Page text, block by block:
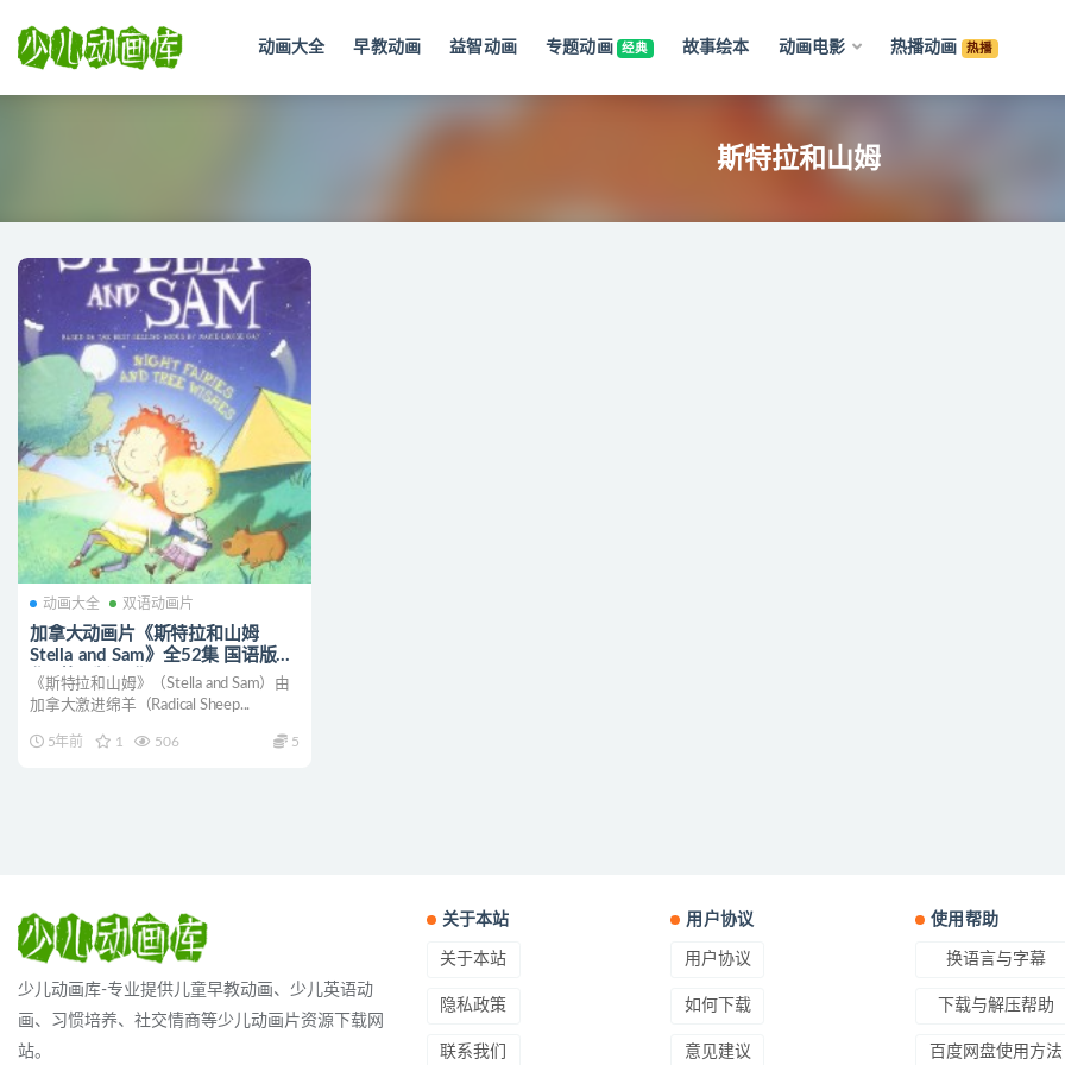
动画大全 早教动画 益智动画 专题动画 经典 故事绘本 动画电影 热播动画 热播
斯特拉和山姆
动画大全 双语动画片
加拿大动画片《斯特拉和山姆
Stella and Sam》全52集 国语版52
集+英语版52集
1080P/MP4/11.6G 动画片斯特拉
《斯特拉和山姆》（Stella and Sam）由
加拿大激进绵羊（Radical Sheep...
5年前 1 506 5
少儿动画库-专业提供儿童早教动画、少儿英语动
画、习惯培养、社交情商等少儿动画片资源下载网
站。
关于本站
关于本站
隐私政策
联系我们
用户协议
用户协议
如何下载
意见建议
使用帮助
换语言与字幕
下载与解压帮助
百度网盘使用方法